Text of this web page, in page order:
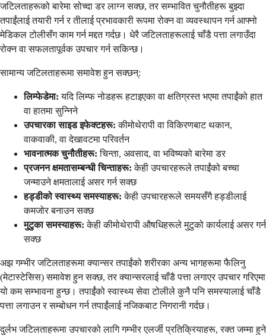
जटिलताहरूको बारेमा सोच्दा डर लाग्न सक्छ, तर सम्भावित चुनौतीहरू बुझ्दा
तपाईंलाई तयारी गर्न र तीलाई प्रभावकारी रूपमा रोक्न वा व्यवस्थापन गर्न आफ्नो
मेडिकल टोलीसँग काम गर्न मद्दत गर्दछ। धेरै जटिलताहरूलाई चाँडै पत्ता लगाउँदा
रोक्न वा सफलतापूर्वक उपचार गर्न सकिन्छ।
सामान्य जटिलताहरूमा समावेश हुन सक्छन्:
लिम्फेडेमा: यदि लिम्फ नोडहरू हटाइएका वा क्षतिग्रस्त भएमा तपाईंको हात
वा हातमा सुन्निने
उपचारका साइड इफेक्टहरू: कीमोथेरापी वा विकिरणबाट थकान,
वाकवाकी, वा देखावटमा परिवर्तन
भावनात्मक चुनौतीहरू: चिन्ता, अवसाद, वा भविष्यको बारेमा डर
प्रजनन क्षमतासम्बन्धी चिन्ताहरू: केही उपचारहरूले तपाईंको बच्चा
जन्माउने क्षमतालाई असर गर्न सक्छ
हड्डीको स्वास्थ्य समस्याहरू: केही उपचारहरूले समयसँगै हड्डीलाई
कमजोर बनाउन सक्छ
मुटुका समस्याहरू: केही कीमोथेरापी औषधिहरूले मुटुको कार्यलाई असर गर्न
सक्छ
अझ गम्भीर जटिलताहरूमा क्यान्सर तपाईंको शरीरका अन्य भागहरूमा फैलिनु
(मेटास्टेसिस) समावेश हुन सक्छ, तर क्यान्सरलाई चाँडै पत्ता लगाएर उपचार गरिएमा
यो कम सम्भावना हुन्छ। तपाईंको स्वास्थ्य सेवा टोलीले कुनै पनि समस्यालाई चाँडै
पत्ता लगाउन र सम्बोधन गर्न तपाईंलाई नजिकबाट निगरानी गर्दछ।
दुर्लभ जटिलताहरूमा उपचारको लागि गम्भीर एलर्जी प्रतिक्रियाहरू, रक्त जम्मा हुने